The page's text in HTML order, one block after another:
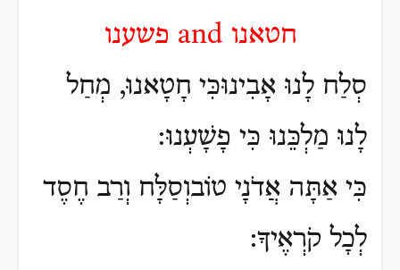
חטאנו and פשענו
סְלַח לָנוּ אָבִינוּכִּי חָטָאנוּ, מְחַל
לָנוּ מַלְכֵּנוּ כִּי פָשָׁעְנוּ:
כִּי אַתָּה אֲדֹנָי טוֹבוְסַלָּח וְרַב חֶסֶד
לְכָל קֹרְאֶיךָ: